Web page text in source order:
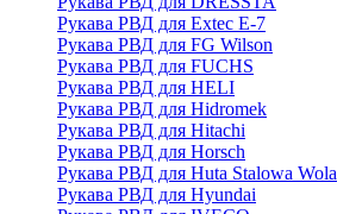
Рукава РВД для Extec E-7
Рукава РВД для FG Wilson
Рукава РВД для FUCHS
Рукава РВД для HELI
Рукава РВД для Hidromek
Рукава РВД для Hitachi
Рукава РВД для Horsch
Рукава РВД для Huta Stalowa Wola
Рукава РВД для Hyundai